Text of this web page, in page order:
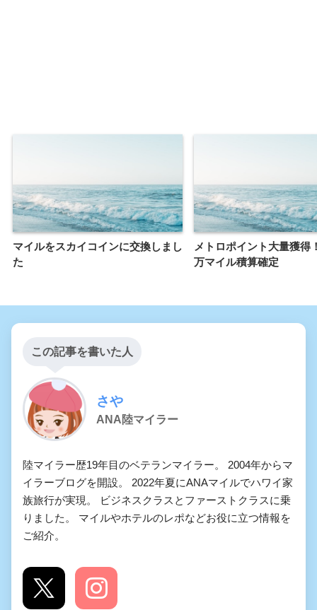
マイルをスカイコインに交換しまし
た
メトロポイント大量獲得
万マイル積算確定
この記事を書いた人
さや
ANA陸マイラー
陸マイラー歴19年目のベテランマイラー。 2004年からマ
イラーブログを開設。 2022年夏にANAマイルでハワイ家
族旅行が実現。 ビジネスクラスとファーストクラスに乗
りました。 マイルやホテルのレポなどお役に立つ情報を
ご紹介。